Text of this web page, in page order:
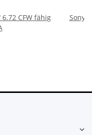
CFW fähig
Sony